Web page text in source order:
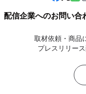
配信企業へのお問い合
取材依頼・商品
プレスリリー